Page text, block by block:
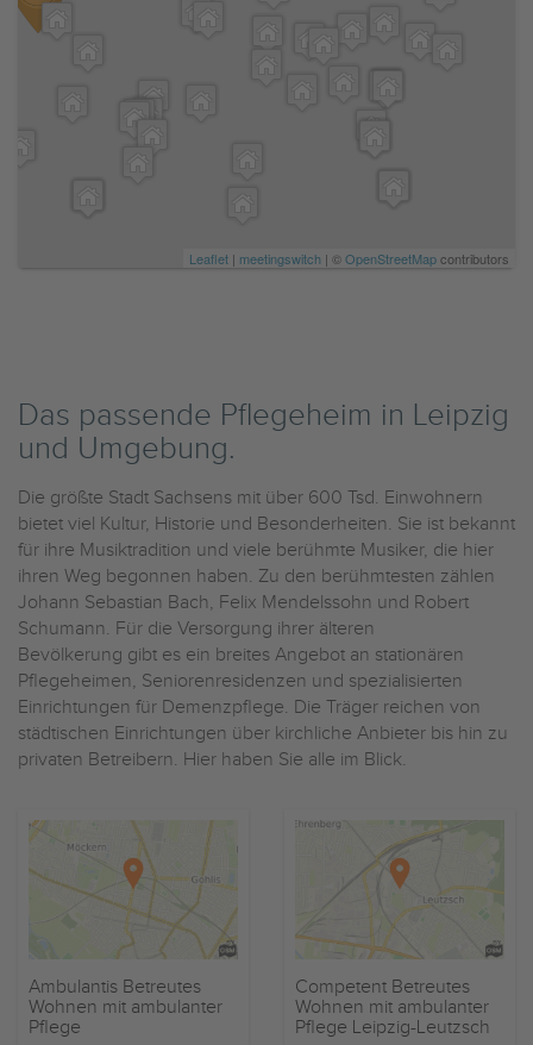
Leaflet | meetingswitch | ©OpenStreetMapcontributors
Das passende Pflegeheim in Leipzig
und Umgebung.
Die größte Stadt Sachsens mit über 600 Tsd. Einwohnern
bietet viel Kultur, Historie und Besonderheiten. Sie ist bekannt
für ihre Musiktradition und viele berühmte Musiker, die hier
ihren Weg begonnen haben. Zu den berühmtesten zählen
Johann Sebastian Bach, Felix Mendelssohn und Robert
Schumann. Für die Versorgung ihrer älteren
Bevölkerung gibt es ein breites Angebot an stationären
Pflegeheimen, Seniorenresidenzen und spezialisierten
Einrichtungen für Demenzpflege. Die Träger reichen von
städtischen Einrichtungen über kirchliche Anbieter bis hin zu
privaten Betreibern. Hier haben Sie alle im Blick.
Ambulantis Betreutes
Wohnen mit ambulanter
Pflege
Competent Betreutes
Wohnen mit ambulanter
Pflege Leipzig-Leutzsch